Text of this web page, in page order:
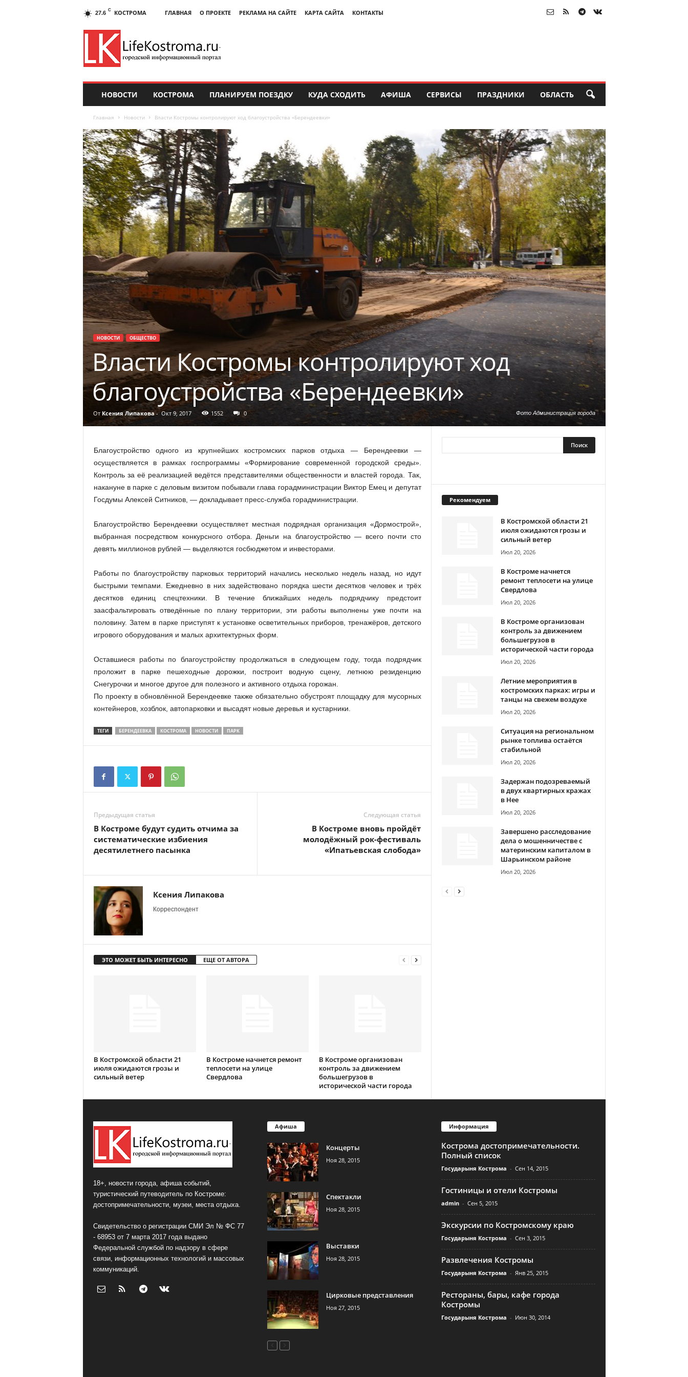
27.6 C КОСТРОМА ГЛАВНАЯ О ПРОЕКТЕ РЕКЛАМА НА САЙТЕ КАРТА САЙТА КОНТАКТЫ
НОВОСТИ КОСТРОМА ПЛАНИРУЕМ ПОЕЗДКУ КУДА СХОДИТЬ АФИША СЕРВИСЫ ПРАЗДНИКИ ОБЛАСТЬ
Главная Новости Власти Костромы контролируют ход благоустройства «Берендеевки»
Фото Администрация города
НОВОСТИ ОБЩЕСТВО
Власти Костромы контролируют ход
благоустройства «Берендеевки»
От Ксения Липакова- Окт 9, 2017 1552 0
Благоустройство одного из крупнейших костромских парков отдыха — Берендеевки —
осуществляется в рамках госпрограммы «Формирование современной городской среды».
Контроль за её реализацией ведётся представителями общественности и властей города. Так,
накануне в парке с деловым визитом побывали глава горадминистрации Виктор Емец и депутат
Госдумы Алексей Ситников, — докладывает пресс-служба горадминистрации.
Благоустройство Берендеевки осуществляет местная подрядная организация «Дормострой»,
выбранная посредством конкурсного отбора. Деньги на благоустройство — всего почти сто
девять миллионов рублей — выделяются госбюджетом и инвесторами.
Работы по благоустройству парковых территорий начались несколько недель назад, но идут
быстрыми темпами. Ежедневно в них задействовано порядка шести десятков человек и трёх
десятков единиц спецтехники. В течение ближайших недель подрядчику предстоит
заасфальтировать отведённые по плану территории, эти работы выполнены уже почти на
половину. Затем в парке приступят к установке осветительных приборов, тренажёров, детского
игрового оборудования и малых архитектурных форм.
Оставшиеся работы по благоустройству продолжаться в следующем году, тогда подрядчик
проложит в парке пешеходные дорожки, построит водную сцену, летнюю резиденцию
Снегурочки и многое другое для полезного и активного отдыха горожан.
По проекту в обновлённой Берендеевке также обязательно обустроят площадку для мусорных
контейнеров, хозблок, автопарковки и высадят новые деревья и кустарники.
ТЕГИ БЕРЕНДЕЕВКА КОСТРОМА НОВОСТИ ПАРК
Предыдущая статья
В Костроме будут судить отчима за
систематические избиения
десятилетнего пасынка
Следующая статья
В Костроме вновь пройдёт
молодёжный рок-фестиваль
«Ипатьевская слобода»
Ксения Липакова
Корреспондент
ЭТО МОЖЕТ БЫТЬ ИНТЕРЕСНО ЕЩЕ ОТ АВТОРА
В Костромской области 21
июля ожидаются грозы и
сильный ветер
В Костроме начнется ремонт
теплосети на улице
Свердлова
В Костроме организован
контроль за движением
большегрузов в
исторической части города
Рекомендуем
В Костромской области 21
июля ожидаются грозы и
сильный ветер
Июл 20, 2026
В Костроме начнется
ремонт теплосети на улице
Свердлова
Июл 20, 2026
В Костроме организован
контроль за движением
большегрузов в
исторической части города
Июл 20, 2026
Летние мероприятия в
костромских парках: игры и
танцы на свежем воздухе
Июл 20, 2026
Ситуация на региональном
рынке топлива остаётся
стабильной
Июл 20, 2026
Задержан подозреваемый
в двух квартирных кражах
в Нее
Июл 20, 2026
Завершено расследование
дела о мошенничестве с
материнским капиталом в
Шарьинском районе
Июл 20, 2026
18+, новости города, афиша событий,
туристический путеводитель по Костроме:
достопримечательности, музеи, места отдыха.
Свидетельство о регистрации СМИ Эл № ФС 77
- 68953 от 7 марта 2017 года выдано
Федеральной службой по надзору в сфере
связи, информационных технологий и массовых
коммуникаций.
Афиша
Концерты
Ноя 28, 2015
Спектакли
Ноя 28, 2015
Выставки
Ноя 28, 2015
Цирковые представления
Ноя 27, 2015
Информация
Кострома достопримечательности.
Полный список
Государыня Кострома - Сен 14, 2015
Гостиницы и отели Костромы
admin - Сен 5, 2015
Экскурсии по Костромскому краю
Государыня Кострома - Сен 3, 2015
Развлечения Костромы
Государыня Кострома - Янв 25, 2015
Рестораны, бары, кафе города
Костромы
Государыня Кострома - Июн 30, 2014